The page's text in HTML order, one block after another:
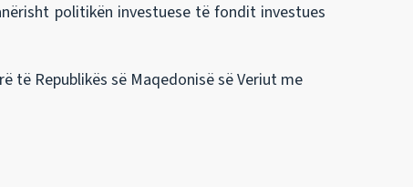
politikën investuese të fondit investues
të Republikës së Maqedonisë së Veriut me